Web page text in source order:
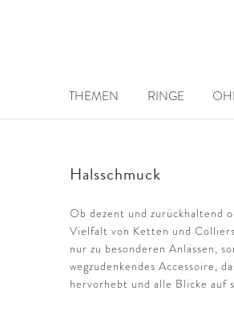
THEMEN RINGE
Halsschmuck
Ob dezent und zurückhaltend
Vielfalt von Ketten und
nur zu besonderen Anlässen,
wegzudenkendes Accessoire,
hervorhebt und alle Blicke auf